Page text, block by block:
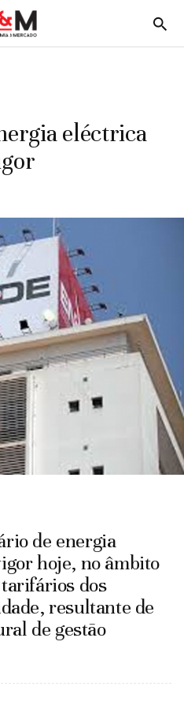
5
eléctrica
de energia
hoje, no âmbito
dos
resultante de
de gestão